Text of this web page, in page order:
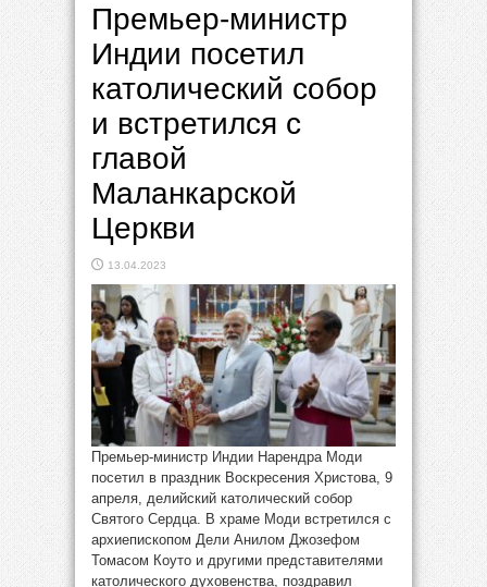
Премьер-министр
Индии посетил
католический собор
и встретился с
главой
Маланкарской
Церкви
13.04.2023
Премьер-министр Индии Нарендра Моди
посетил в праздник Воскресения Христова, 9
апреля, делийский католический собор
Святого Сердца. В храме Моди встретился с
архиепископом Дели Анилом Джозефом
Томасом Коуто и другими представителями
католического духовенства, поздравил